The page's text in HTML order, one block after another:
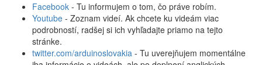
Facebook - Tu informujem o tom, čo práve robím.
Youtube - Zoznam videí. Ak chcete ku videám viac
podrobností, radšej si ich vyhľadajte priamo na tejto
stránke.
twitter.com/arduinoslovakia - Tu uverejňujem momentálne